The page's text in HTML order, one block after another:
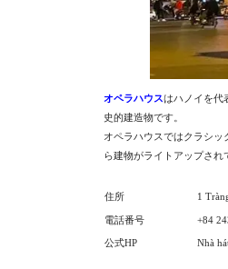
オペラハウスはハノイを代
史的建造物です。
オペラハウスではクラシ
ら建物がライトアップさ
住所 1
電話番号 +84
公式HP Nhà